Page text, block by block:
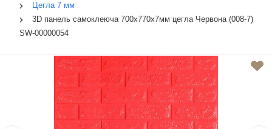
Цегла 7 мм
3D панель самоклеюча 700х770х7мм цегла Червона (008-7)
SW-00000054